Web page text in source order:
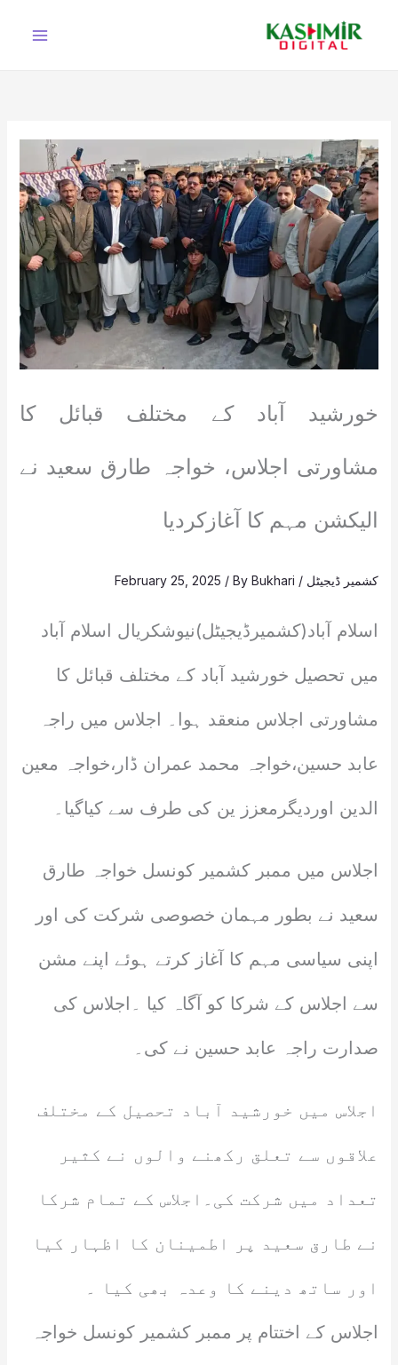
خورشید آباد کے مختلف قبائل کا
مشاورتی اجلاس، خواجہ طارق سعید نے
الیکشن مہم کا آغازکردیا
کشمیر ڈیجیٹل /
February 25, 2025 / ByBukhari
اسلام آباد(کشمیرڈیجیٹل)نیوشکریال اسلام آباد
میں تحصیل خورشید آباد کے مختلف قبائل کا
مشاورتی اجلاس منعقد ہوا۔ اجلاس میں راجہ
عابد حسین،خواجہ محمد عمران ڈار،خواجہ معین
الدین اوردیگرمعزز ین کی طرف سے کیاگیا۔
اجلاس میں ممبر کشمیر کونسل خواجہ طارق
سعید نے بطور مہمان خصوصی شرکت کی اور
اپنی سیاسی مہم کا آغاز کرتے ہوئے اپنے مشن
سے اجلاس کے شرکا کو آگاہ کیا ۔اجلاس کی
صدارت راجہ عابد حسین نے کی۔
اجلاس میں خورشید آباد تحصیل کے مختلف
علاقوں سے تعلق رکھنے والوں نے کثیر
تعداد میں شرکت کی۔اجلاس کے تمام شرکا
نے طارق سعید پر اطمینان کا اظہار کیا
اور ساتھ دینے کا وعدہ بھی کیا ۔
اجلاس کے اختتام پر ممبر کشمیر کونسل خواجہ